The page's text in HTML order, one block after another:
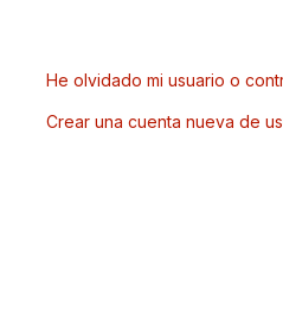
He olvidado mi usuario o
Crear una cuenta nueva de